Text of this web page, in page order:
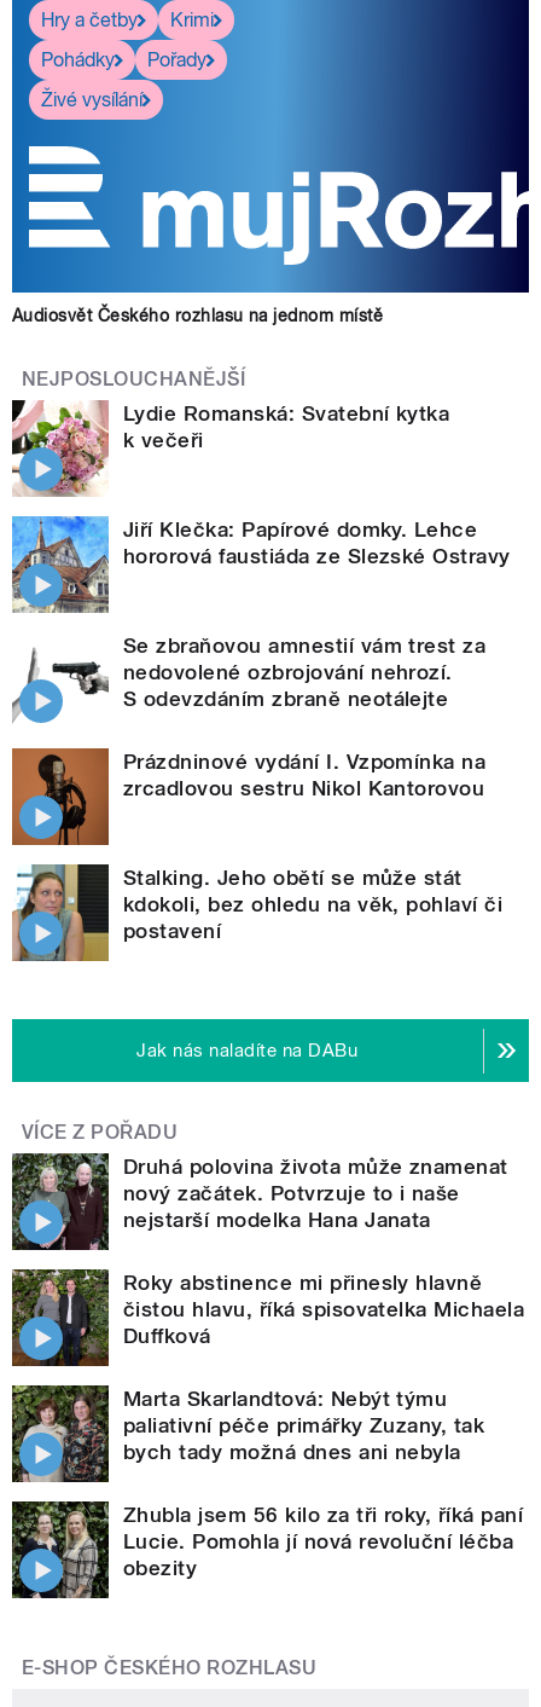
Hry a četby
Krimi
Pohádky
Pořady
Živé vysílání
Audiosvět Českého rozhlasu na jednom místě
NEJPOSLOUCHANĚJŠÍ
Lydie Romanská: Svatební kytka
k večeři
Jiří Klečka: Papírové domky. Lehce
hororová faustiáda ze Slezské Ostravy
Se zbraňovou amnestií vám trest za
nedovolené ozbrojování nehrozí.
S odevzdáním zbraně neotálejte
Prázdninové vydání I. Vzpomínka na
zrcadlovou sestru Nikol Kantorovou
Stalking. Jeho obětí se může stát
kdokoli, bez ohledu na věk, pohlaví či
postavení
Jak nás naladíte na DABu
VÍCE Z POŘADU
Druhá polovina života může znamenat
nový začátek. Potvrzuje to i naše
nejstarší modelka Hana Janata
Roky abstinence mi přinesly hlavně
čistou hlavu, říká spisovatelka Michaela
Duffková
Marta Skarlandtová: Nebýt týmu
paliativní péče primářky Zuzany, tak
bych tady možná dnes ani nebyla
Zhubla jsem 56 kilo za tři roky, říká paní
Lucie. Pomohla jí nová revoluční léčba
obezity
E-SHOP ČESKÉHO ROZHLASU